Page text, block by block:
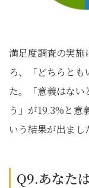
満足度調査の実施
ろ、「どちらと
た。「意義はない
う」が19.3%と意
いう結果が出まし
Q9.あなた